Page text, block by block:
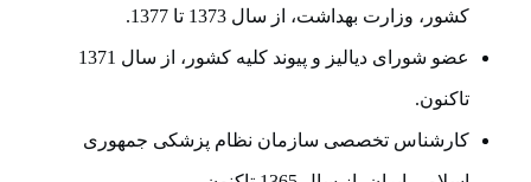
کشور، وزارت بهداشت، از سال 1373 تا 1377.
عضو شورای دیالیز و پیوند کلیه کشور، از سال 1371
تاکنون.
کارشناس تخصصی سازمان نظام پزشکی جمهوری